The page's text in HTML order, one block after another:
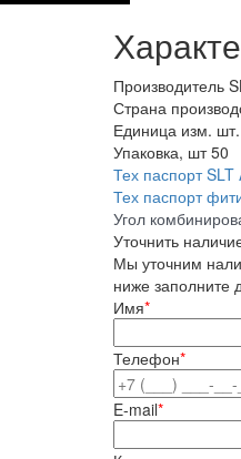
Производитель
Страна
Единица изм. шт.
Упаковка, шт 50
Тех паспорт SLT
Тех паспорт
Угол
Уточнить
Мы уточним
ниже заполните
Имя*
Телефон*
E-mail*